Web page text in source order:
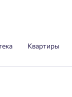
Квартиры